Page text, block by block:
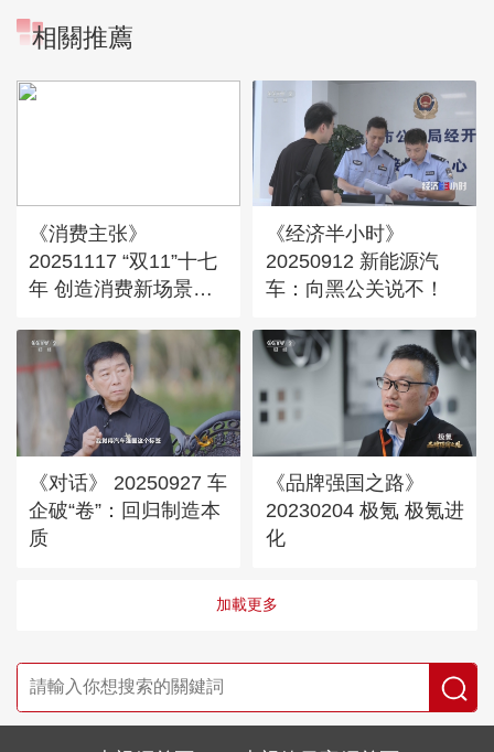
相關推薦
《消费主张》
20251117 “双11”十七
年 创造消费新场景：
《经济半小时》
20250912 新能源汽
车：向黑公关说不！
《对话》 20250927 车
企破“卷”：回归制造本
质
《品牌强国之路》
20230204 极氪 极氪进
化
加載更多